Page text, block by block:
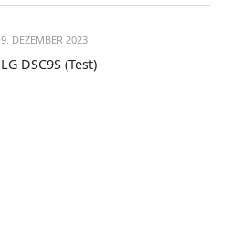
9. DEZEMBER 2023
LG DSC9S (Test)